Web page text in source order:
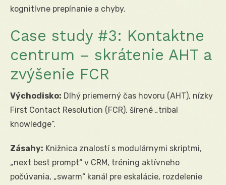
kognitívne prepínanie a chyby.
Case study #3: Kontaktne
centrum – skrátenie AHT a
zvýšenie FCR
Východisko: Dlhý priemerný čas hovoru (AHT), nízky
First Contact Resolution (FCR), šírené „tribal
knowledge“.
Zásahy: Knižnica znalostí s modulárnymi skriptmi,
„next best prompt“ v CRM, tréning aktívneho
počúvania, „swarm“ kanál pre eskalácie, rozdelenie